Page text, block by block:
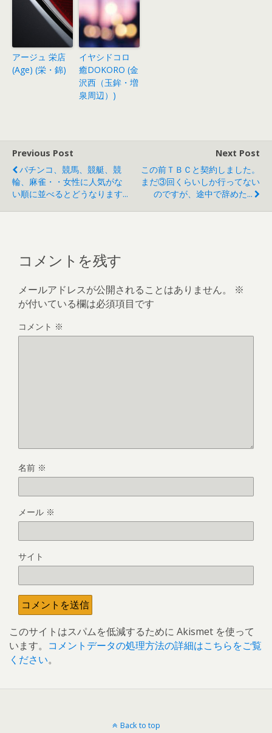
アージュ 栄店
(Age) (栄・錦)
イヤシドコロ
癒DOKORO (金
沢西（玉鉾・増
泉周辺）)
Previous Post
パチンコ、競馬、競艇、競
輪、麻雀・・女性に人気がな
い順に並べるとどうなります...
Next Post
この前ＴＢＣと契約しました。
まだ③回くらいしか行ってない
のですが、途中で辞めた...
コメントを残す
メールアドレスが公開されることはありません。
※
が付いている欄は必須項目です
コメント ※
名前 ※
メール ※
サイト
このサイトはスパムを低減するために Akismet を使って
います。 コメントデータの処理方法の詳細はこちらをご覧
ください。
Back to top